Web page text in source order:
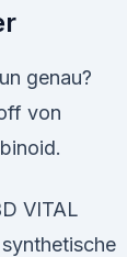
genau?
von
VITAL